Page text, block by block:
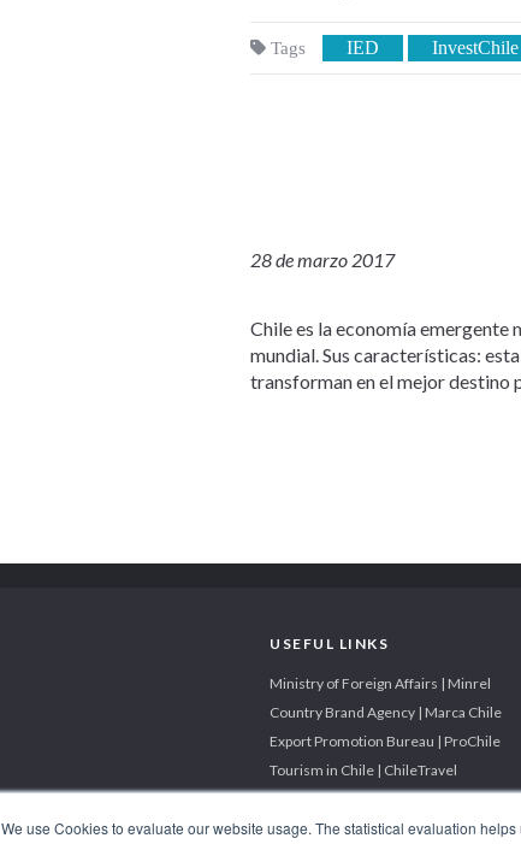
We use Cookies to evaluate our website usage. The statistical evaluation
Tags IED InvestChile
28 de marzo 2017
Chile es la economía emergente
mundial. Sus características:
transforman en el mejor destino
USEFUL LINKS
Ministry of Foreign Affairs | Minrel
Country Brand Agency | Marca Chile
Export Promotion Bureau | ProChile
Tourism in Chile | ChileTravel